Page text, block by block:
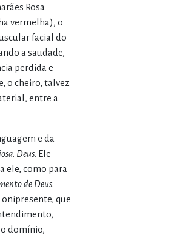
Rosa
vermelha), o
facial do
a saudade,
perdida e
o cheiro, talvez
entre a
e da
. Deus. Ele
ele, como para
de Deus.
que
domínio,